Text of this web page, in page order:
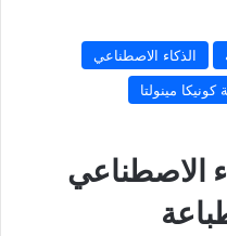
الذكاء الاصطناعي
مينولتا
الاصطناعي